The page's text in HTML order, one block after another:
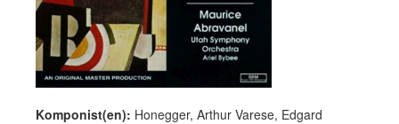
Komponist(en): Honegger, Arthur Varese, Edgard